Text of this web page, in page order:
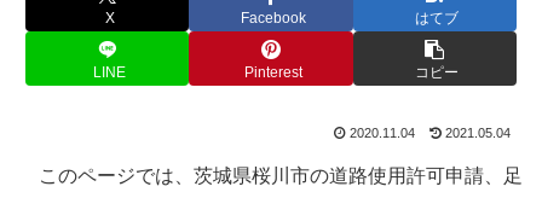
X Facebook はてブ
LINE Pinterest コピー
2020.11.04 2021.05.04
このページでは、茨城県桜川市の道路使用許可申請、足